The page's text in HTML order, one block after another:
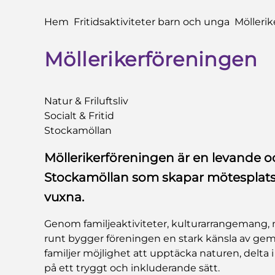
Du är här:
Hem Fritidsaktiviteter barn och unga
Möllerikerföreningen
Natur & Friluftsliv
Socialt & Fritid
Stockamöllan
Möllerikerföreningen är en levande
Stockamöllan som skapar
vuxna.
Genom familjeaktiviteter,
runt bygger föreningen en stark känsla av
familjer möjlighet att upptäcka naturen, delta
på ett tryggt och inkluderande sätt.